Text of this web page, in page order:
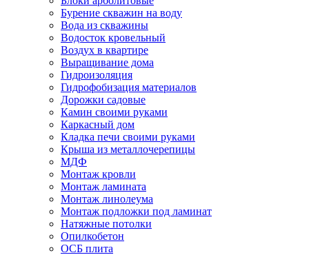
Бурение скважин на воду
Вода из скважины
Водосток кровельный
Воздух в квартире
Выращивание дома
Гидроизоляция
Гидрофобизация материалов
Дорожки садовые
Камин своими руками
Каркасный дом
Кладка печи своими руками
Крыша из металлочерепицы
МДФ
Монтаж кровли
Монтаж ламината
Монтаж линолеума
Монтаж подложки под ламинат
Натяжные потолки
Опилкобетон
ОСБ плита